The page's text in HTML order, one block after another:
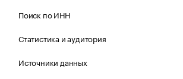
Поиск по ИНН
Статистика и аудитория
Источники данных